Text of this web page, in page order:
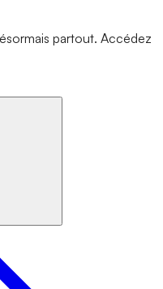
partout. Accédez